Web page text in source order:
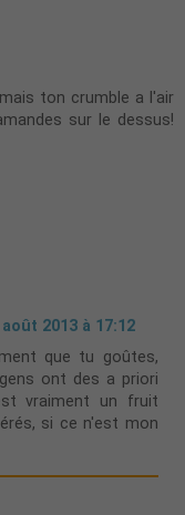
ton crumble a l'air
sur le dessus!
août 2013 à 17:12
que tu goûtes,
ont des a priori
vraiment un fruit
si ce n'est mon